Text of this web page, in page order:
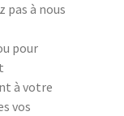
pas à nous
pour
à votre
vos